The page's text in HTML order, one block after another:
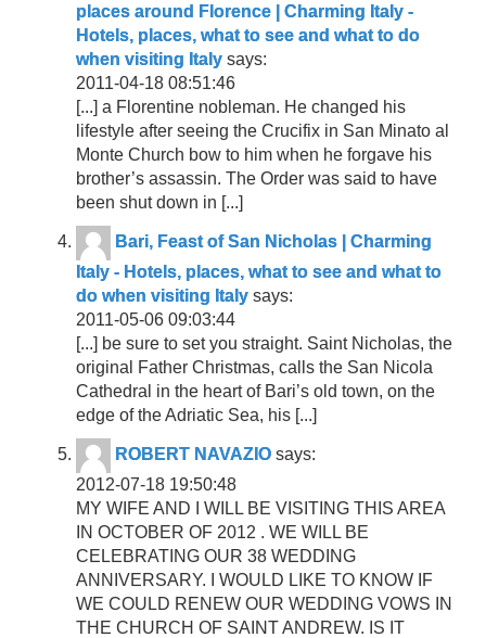
places around Florence | Charming Italy -
Hotels, places, what to see and what to do
when visiting Italy says:
2011-04-18 08:51:46
[...] a Florentine nobleman. He changed his
lifestyle after seeing the Crucifix in San Minato al
Monte Church bow to him when he forgave his
brother’s assassin. The Order was said to have
been shut down in [...]
Bari, Feast of San Nicholas | Charming
Italy - Hotels, places, what to see and what to
do when visiting Italy says:
2011-05-06 09:03:44
[...] be sure to set you straight. Saint Nicholas, the
original Father Christmas, calls the San Nicola
Cathedral in the heart of Bari’s old town, on the
edge of the Adriatic Sea, his [...]
ROBERT NAVAZIO says:
2012-07-18 19:50:48
MY WIFE AND I WILL BE VISITING THIS AREA
IN OCTOBER OF 2012 . WE WILL BE
CELEBRATING OUR 38 WEDDING
ANNIVERSARY. I WOULD LIKE TO KNOW IF
WE COULD RENEW OUR WEDDING VOWS IN
THE CHURCH OF SAINT ANDREW. IS IT